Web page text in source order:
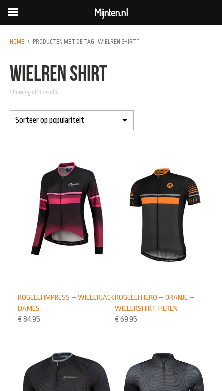
HOME \ PRODUCTEN MET DE TAG “WIELREN SHIRT”
wielren shirt
Showing all 4 results
ROGELLI HERO – ORANJE –
WIELERSHIRT HEREN
€ 69,95
ROGELLI IMPRESS – WIELERJACK
DAMES
€ 84,95
Mijnten.nl